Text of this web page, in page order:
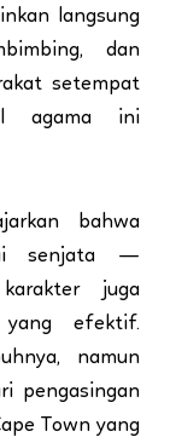
langsung
dan
setempat
agama ini
bahwa
senjata —
juga
yang efektif.
namun
pengasingan
Town yang